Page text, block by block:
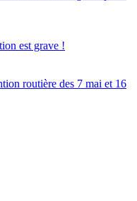
est grave !
routière des 7 mai et 16